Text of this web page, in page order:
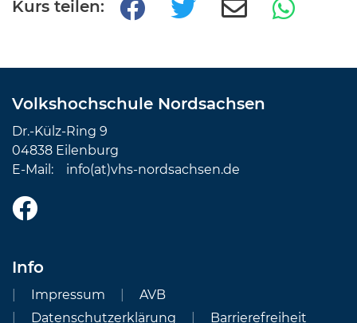
Kurs teilen:
Volkshochschule Nordsachsen
Dr.-Külz-Ring 9
04838 Eilenburg
E-Mail: info(at)vhs-nordsachsen.de
Info
Impressum
AVB
Datenschutzerklärung
Barrierefreiheit